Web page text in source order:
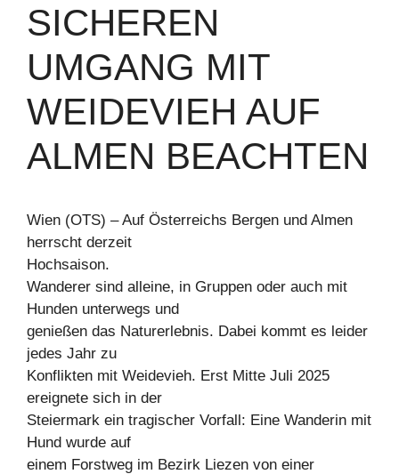
SICHEREN
UMGANG MIT
WEIDEVIEH AUF
ALMEN BEACHTEN
Wien (OTS) – Auf Österreichs Bergen und Almen
herrscht derzeit
Hochsaison.
Wanderer sind alleine, in Gruppen oder auch mit
Hunden unterwegs und
genießen das Naturerlebnis. Dabei kommt es leider
jedes Jahr zu
Konflikten mit Weidevieh. Erst Mitte Juli 2025
ereignete sich in der
Steiermark ein tragischer Vorfall: Eine Wanderin mit
Hund wurde auf
einem Forstweg im Bezirk Liezen von einer